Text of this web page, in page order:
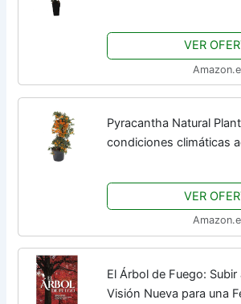
VER
Pyracantha Natural
condiciones climáticas
VER
El Árbol de Fuego:
Visión Nueva para una